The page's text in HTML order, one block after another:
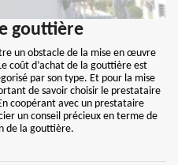
gouttière
un obstacle de la mise en œuvre
coût d’achat de la gouttière est
par son type. Et pour la mise
de savoir choisir le prestataire
coopérant avec un prestataire
un conseil précieux en terme de
de la gouttière.